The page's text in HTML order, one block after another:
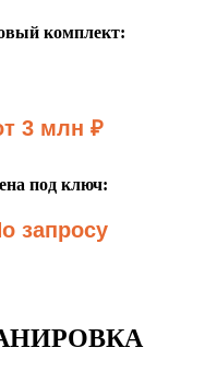
комплект:
3 млн ₽
под ключ:
запросу